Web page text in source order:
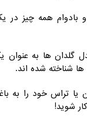
و بادوام همه‌ چیز
این مدل گلدان‌ ها به‌
شناخته شده ‌اند.
یا تراس خود را به
شوید!